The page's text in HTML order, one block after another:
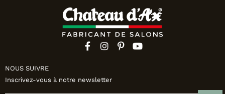
NOUS SUIVRE
Inscrivez-vous à notre newsletter